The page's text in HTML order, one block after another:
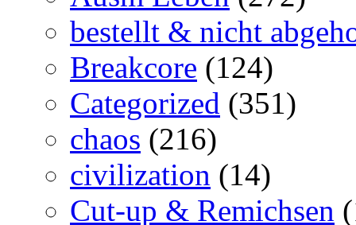
bestellt & nicht
Breakcore (124)
Categorized (351)
chaos (216)
civilization (14)
Cut-up & Remichsen